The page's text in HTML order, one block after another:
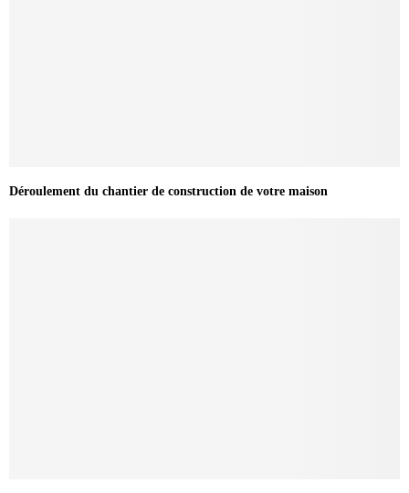
Déroulement du chantier de construction de votre maison